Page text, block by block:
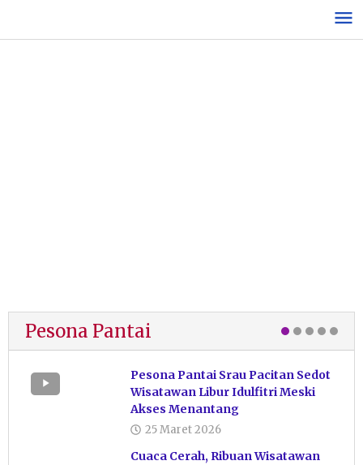
konten
Pesona Pantai
Pesona Pantai Srau Pacitan Sedot
Wisatawan Libur Idulfitri Meski
Akses Menantang
25 Maret 2026
Cuaca Cerah, Ribuan Wisatawan